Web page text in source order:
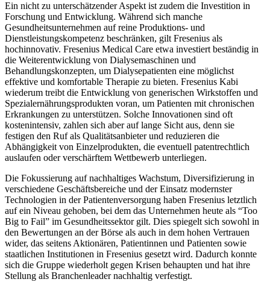
Ein nicht zu unterschätzender Aspekt ist zudem die Investition in
Forschung und Entwicklung. Während sich manche
Gesundheitsunternehmen auf reine Produktions- und
Dienstleistungskompetenz beschränken, gilt Fresenius als
hochinnovativ. Fresenius Medical Care etwa investiert beständig in
die Weiterentwicklung von Dialysemaschinen und
Behandlungskonzepten, um Dialysepatienten eine möglichst
effektive und komfortable Therapie zu bieten. Fresenius Kabi
wiederum treibt die Entwicklung von generischen Wirkstoffen und
Spezialernährungsprodukten voran, um Patienten mit chronischen
Erkrankungen zu unterstützen. Solche Innovationen sind oft
kostenintensiv, zahlen sich aber auf lange Sicht aus, denn sie
festigen den Ruf als Qualitätsanbieter und reduzieren die
Abhängigkeit von Einzelprodukten, die eventuell patentrechtlich
auslaufen oder verschärftem Wettbewerb unterliegen.
Die Fokussierung auf nachhaltiges Wachstum, Diversifizierung in
verschiedene Geschäftsbereiche und der Einsatz modernster
Technologien in der Patientenversorgung haben Fresenius letztlich
auf ein Niveau gehoben, bei dem das Unternehmen heute als “Too
Big to Fail” im Gesundheitssektor gilt. Dies spiegelt sich sowohl in
den Bewertungen an der Börse als auch in dem hohen Vertrauen
wider, das seitens Aktionären, Patientinnen und Patienten sowie
staatlichen Institutionen in Fresenius gesetzt wird. Dadurch konnte
sich die Gruppe wiederholt gegen Krisen behaupten und hat ihre
Stellung als Branchenleader nachhaltig verfestigt.